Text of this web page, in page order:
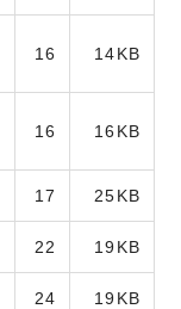
16 14KB
16 16KB
17 25KB
22 19KB
24 19KB